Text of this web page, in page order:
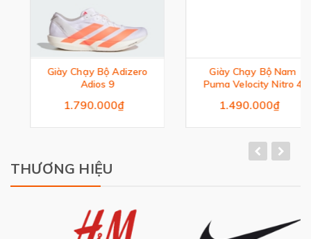
Giày Chạy Bộ Adizero
Adios 9
1.790.000₫
Giày Chạy Bộ Nam
Puma Velocity Nitro 4
1.490.000₫
THƯƠNG HIỆU